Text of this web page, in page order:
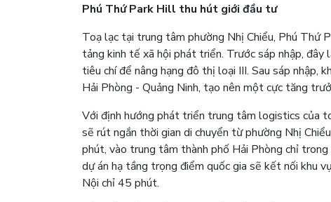
Phú Thứ Park Hill thu hút giới đầu tư
Toạ lạc tại trung tâm phường Nhị Chiểu, Phú Thứ
tảng kinh tế xã hội phát triển. Trước sáp nhập,
tiêu chí để nâng hạng đô thị loại III. Sau sáp
Hải Phòng - Quảng Ninh, tạo nên một cực tăng
Với định hướng phát triển trung tâm logistics của
sẽ rút ngắn thời gian di chuyển từ phường Nhị
phút, vào trung tâm thành phố Hải Phòng chỉ
dự án hạ tầng trọng điểm quốc gia sẽ kết nối khu
Nội chỉ 45 phút.